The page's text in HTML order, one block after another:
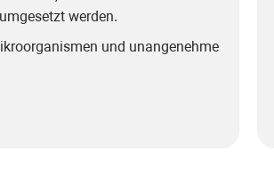
werden.
und unangenehme